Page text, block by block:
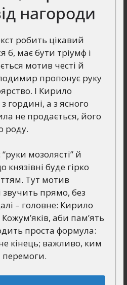
нагороди
робить цікавий
б, має бути тріумф і
мотив честі й
пропонує руку
І Кирило
гордині, а з ясного
не продається, його
роду.
мозолясті” й
буде гірко
Тут мотив
звучить прямо, без
– головне: Кирило
аби пам’ять
проста формула:
кінець; важливо, ким